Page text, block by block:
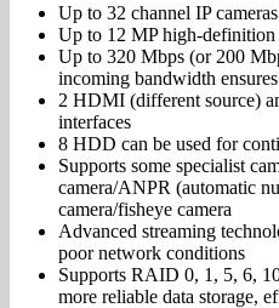
Up to 32 channel IP
Up to 12 MP high-
Up to 320 Mbps (or 200
incoming bandwidth
2 HDMI (different source)
interfaces
8 HDD can be used for
Supports some specialist
camera/ANPR (automatic
camera/fisheye camera
Advanced streaming
poor network conditions
Supports RAID 0, 1, 5, 6,
more reliable data storage,